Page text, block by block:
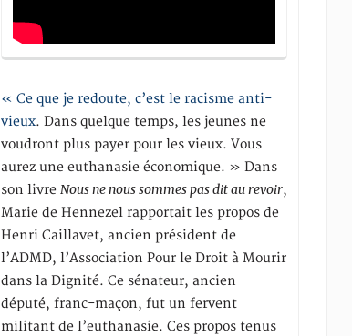
« Ce que je redoute, c’est le racisme anti-
vieux. Dans quelque temps, les jeunes ne
voudront plus payer pour les vieux. Vous
aurez une euthanasie économique. » Dans
son livreNous ne nous sommes pas dit au revoir,
Marie de Hennezel rapportait les propos de
Henri Caillavet, ancien président de
l’ADMD, l’Association Pour le Droit à Mourir
dans la Dignité. Ce sénateur, ancien
député, franc-maçon, fut un fervent
militant de l’euthanasie. Ces propos tenus